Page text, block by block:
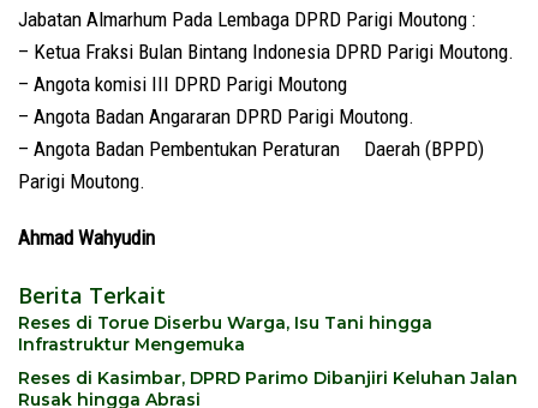
Jabatan Almarhum Pada Lembaga DPRD Parigi Moutong :
– Ketua Fraksi Bulan Bintang Indonesia DPRD Parigi Moutong.
– Angota komisi III DPRD Parigi Moutong
– Angota Badan Angararan DPRD Parigi Moutong.
– Angota Badan Pembentukan Peraturan Daerah (BPPD)
Parigi Moutong.
Ahmad Wahyudin
Berita Terkait
Reses di Torue Diserbu Warga, Isu Tani hingga
Infrastruktur Mengemuka
Reses di Kasimbar, DPRD Parimo Dibanjiri Keluhan Jalan
Rusak hingga Abrasi